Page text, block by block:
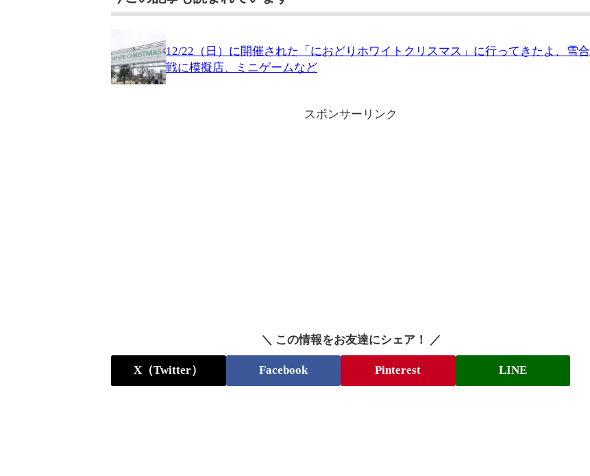
12/22（日）に開催された「におどりホワイトクリスマス」に行ってきたよ、雪合
戦に模擬店、ミニゲームなど
スポンサーリンク
＼ この情報をお友達にシェア！ ／
X（Twitter） Facebook Pinterest LINE